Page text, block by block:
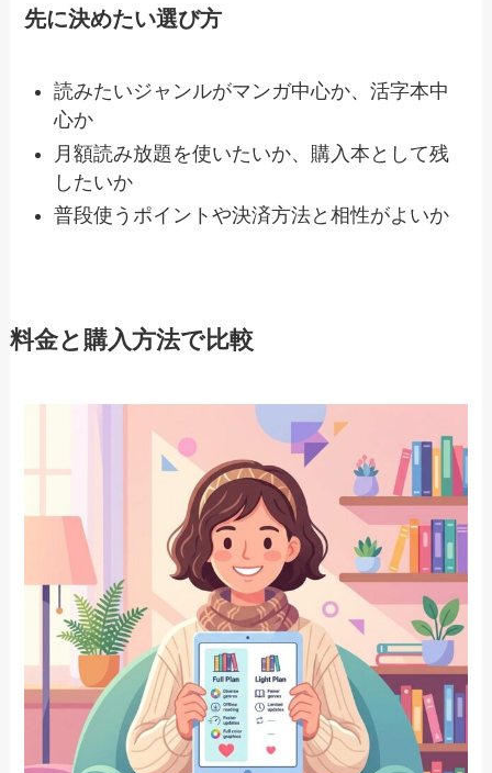
先に決めたい選び方
読みたいジャンルがマンガ中心か、活字本中
心か
月額読み放題を使いたいか、購入本として残
したいか
普段使うポイントや決済方法と相性がよいか
料金と購入方法で比較